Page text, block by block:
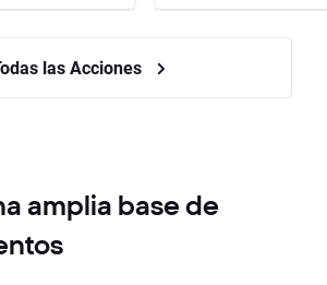
las Acciones
amplia base de